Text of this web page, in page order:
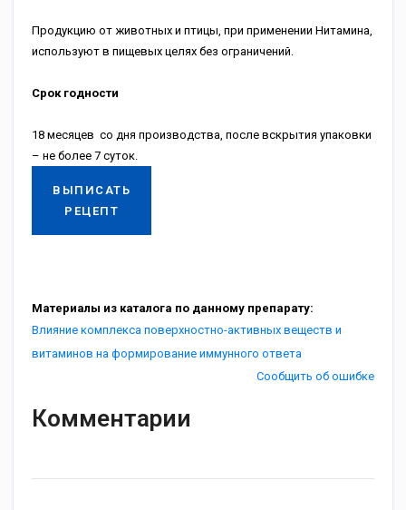
Продукцию от животных и птицы, при применении Нитамина,
используют в пищевых целях без ограничений.
Срок годности
18 месяцев со дня производства, после вскрытия упаковки
– не более 7 суток.
ВЫПИСАТЬ
РЕЦЕПТ
Материалы из каталога по данному препарату:
Влияние комплекса поверхностно-активных веществ и
витаминов на формирование иммунного ответа
Сообщить об ошибке
Комментарии